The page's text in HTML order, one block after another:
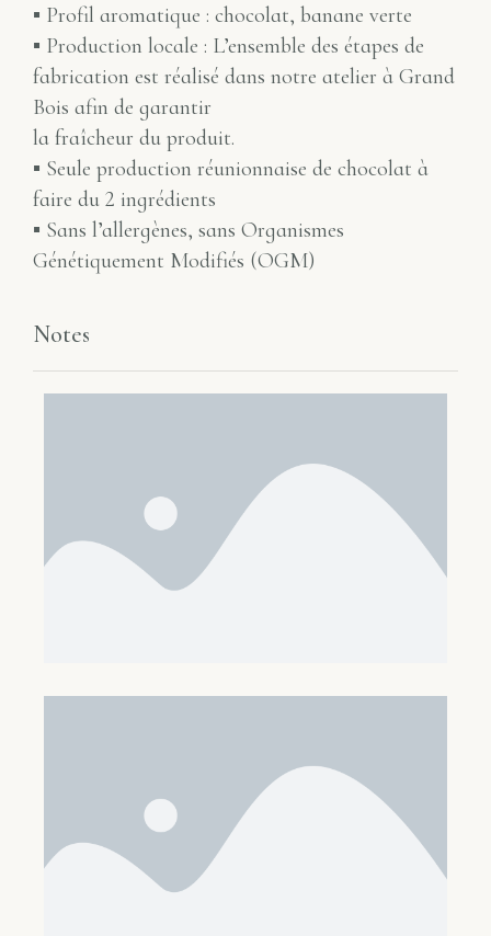
▪ Profil aromatique : chocolat, banane verte
▪ Production locale : L’ensemble des étapes de
fabrication est réalisé dans notre atelier à Grand
Bois afin de garantir
la fraîcheur du produit.
▪ Seule production réunionnaise de chocolat à
faire du 2 ingrédients
▪ Sans l’allergènes, sans Organismes
Génétiquement Modifiés (OGM)
Notes